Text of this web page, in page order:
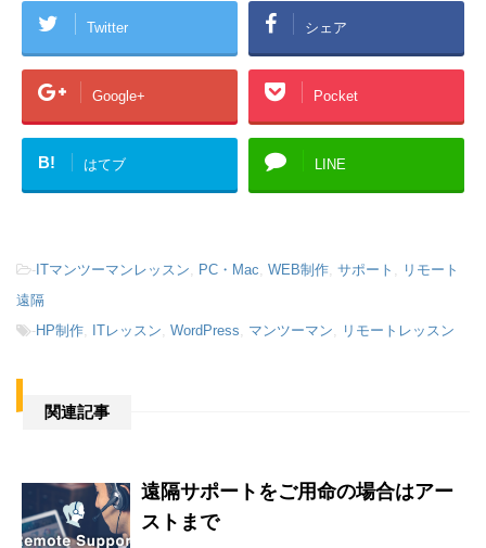
Twitter シェア
Google+ Pocket
B! はてブ LINE
- ITマンツーマンレッスン, PC・Mac, WEB制作, サポート , リモート
遠隔
-HP制作, ITレッスン, WordPress, マンツーマン, リモートレッスン
関連記事
遠隔サポートをご用命の場合はアー
ストまで